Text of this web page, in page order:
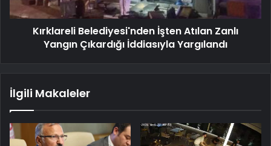
Kırklareli Belediyesi'nden İşten Atılan Zanlı
Yangın Çıkardığı İddiasıyla Yargılandı
İlgili Makaleler